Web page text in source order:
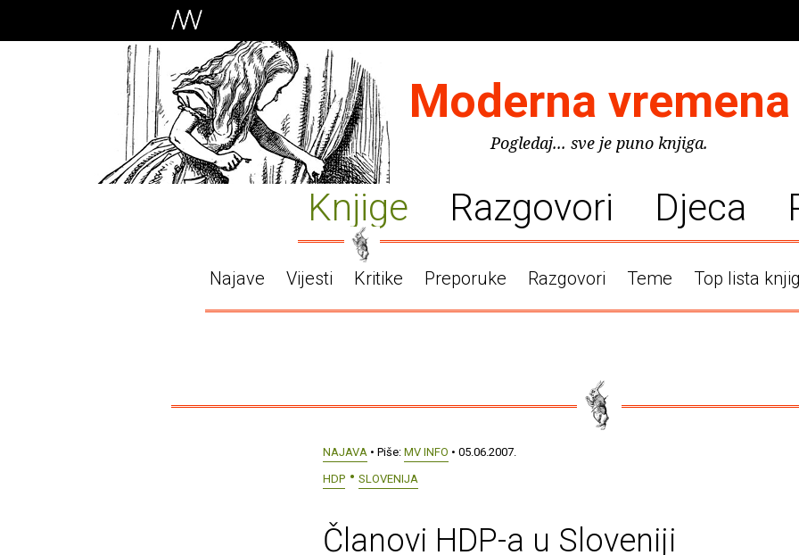
Moderna vremena
Pogledaj... sve je puno knjiga.
Knjige Razgovori Djeca
Najave Vijesti Kritike Preporuke Razgovori Teme Top lista
NAJAVA • Piše: MV INFO • 05.06.2007.
HDP
SLOVENIJA
Članovi HDP-a u Sloveniji